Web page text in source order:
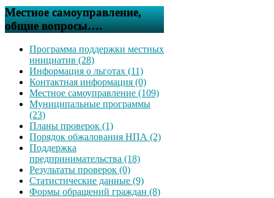
Местное самоуправление,
общие вопросы….
Программа поддержки местных
инициатив (28)
Информация о льготах (11)
Контактная информация (0)
Местное самоуправление (109)
Муниципальные программы
(23)
Планы проверок (1)
Порядок обжалования НПА (2)
Поддержка
предпринимательства (18)
Результаты проверок (0)
Статистические данные (9)
Формы обращений граждан (8)